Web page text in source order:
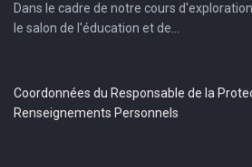
Dans le cadre de notre cours
le salon de l'éducation et de...
Coordonnées du Responsable de la
Renseignements Personnels